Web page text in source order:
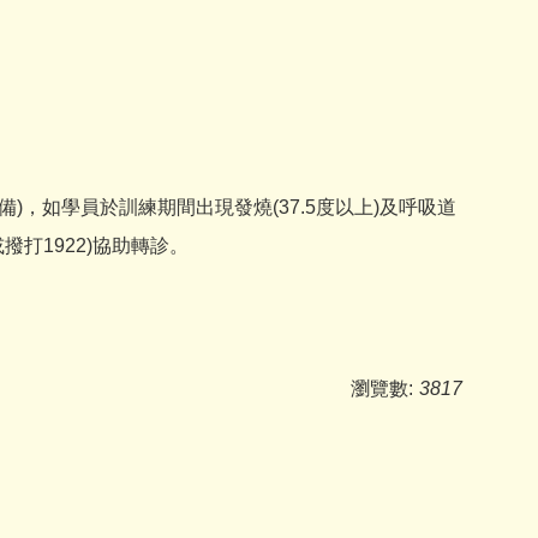
)，如學員於訓練期間出現發燒(37.5度以上)及呼吸道
打1922)協助轉診。
瀏覽數: 3817